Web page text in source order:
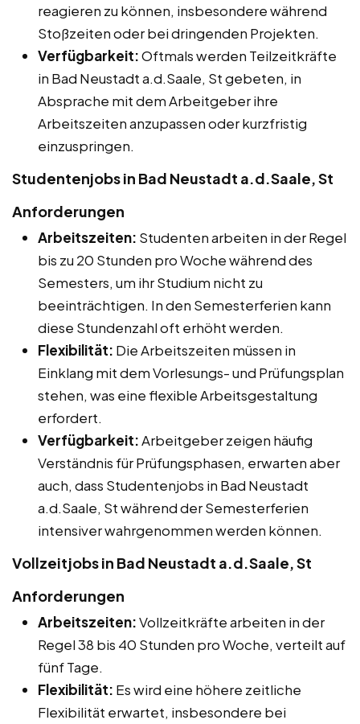
reagieren zu können, insbesondere während
Stoßzeiten oder bei dringenden Projekten.
Verfügbarkeit:Oftmals werden Teilzeitkräfte
in Bad Neustadt a.d.Saale, St gebeten, in
Absprache mit dem Arbeitgeber ihre
Arbeitszeiten anzupassen oder kurzfristig
einzuspringen.
Studentenjobs in Bad Neustadt a.d.Saale, St
Anforderungen
Arbeitszeiten: Studenten arbeiten in der Regel
bis zu 20 Stunden pro Woche während des
Semesters, um ihr Studium nicht zu
beeinträchtigen. In den Semesterferien kann
diese Stundenzahl oft erhöht werden.
Flexibilität: Die Arbeitszeiten müssen in
Einklang mit dem Vorlesungs- und Prüfungsplan
stehen, was eine flexible Arbeitsgestaltung
erfordert.
Verfügbarkeit:Arbeitgeber zeigen häufig
Verständnis für Prüfungsphasen, erwarten aber
auch, dass Studentenjobs in Bad Neustadt
a.d.Saale, St während der Semesterferien
intensiver wahrgenommen werden können.
Vollzeitjobs in Bad Neustadt a.d.Saale, St
Anforderungen
Arbeitszeiten:Vollzeitkräfte arbeiten in der
Regel 38 bis 40 Stunden pro Woche, verteilt auf
fünf Tage.
Flexibilität: Es wird eine höhere zeitliche
Flexibilität erwartet, insbesondere bei